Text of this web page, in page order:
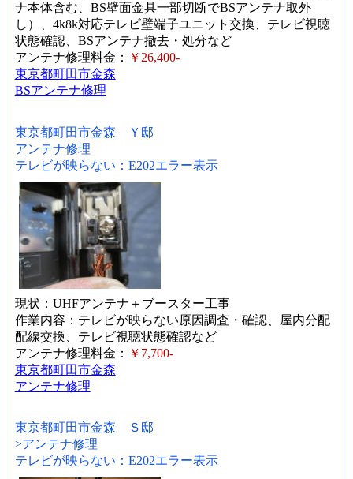
ナ本体含む、BS壁面金具一部切断でBSアンテナ取外
し）、4k8k対応テレビ壁端子ユニット交換、テレビ視聴
状態確認、BSアンテナ撤去・処分など
アンテナ修理料金：
￥26,400-
東京都町田市金森
BSアンテナ修理
東京都町田市金森 Ｙ邸
アンテナ修理
テレビが映らない：E202エラー表示
現状：UHFアンテナ＋ブースター工事
作業内容：テレビが映らない原因調査・確認、屋内分配
配線交換、テレビ視聴状態確認など
アンテナ修理料金：
￥7,700-
東京都町田市金森
アンテナ修理
東京都町田市金森 Ｓ邸
>アンテナ修理
テレビが映らない：E202エラー表示